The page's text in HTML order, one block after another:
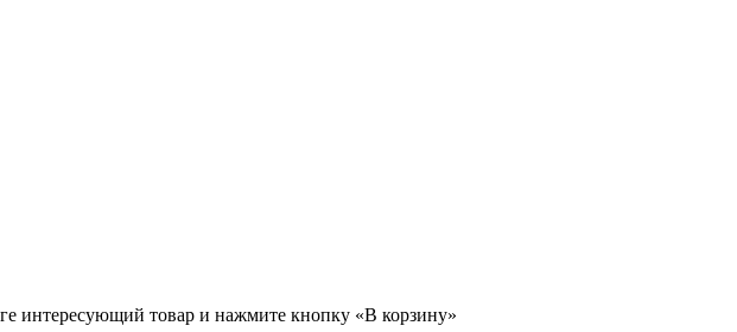
интересующий товар и нажмите кнопку «В корзину»